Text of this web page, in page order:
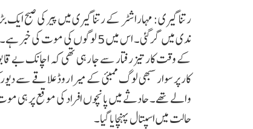
رتنا گیری: مہاراشٹر کے رتنا گیری میں پیر کی صبح
ندی میں گر گئی۔ اس میں 5 لوگوں
کے وقت کار تیز رفتار سے جا رہی تھی کہ اچانک بے
کار پر سوار سبھی لوگ ممبئی کے میرا روڈ علاقے سے
والے تھے۔ حادثے میں پانچوں افراد کی موقع پر ہی
حالت میں اسپتال پہنچایا گیا۔